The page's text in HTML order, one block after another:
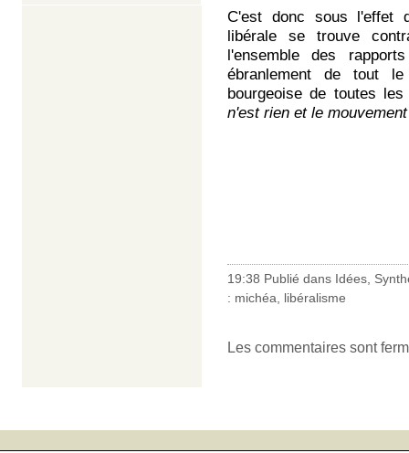
C'est donc sous l'effet
libérale se trouve
l'ensemble des
ébranlement de tout
bourgeoise de toutes
n'est rien et le
19:38 Publié dans Idées
: michéa libéralisme
Les commentaires sont